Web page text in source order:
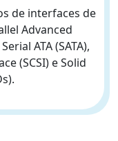
de interfaces de
Advanced
ATA (SATA),
(SCSI) e Solid